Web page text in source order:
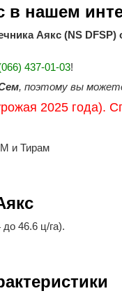
в нашем
Аякс (NS DFSP)
437-01-03!
, поэтому вы
2025 года).
и Тирам
46.6 ц/га).